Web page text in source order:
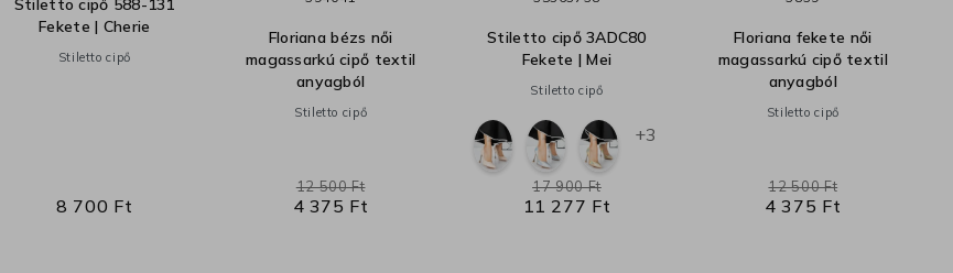
Stiletto cipő 588-131
Fekete | Cherie
Stiletto cipő
8 700 Ft
Floriana bézs női
magassarkú cipő textil
anyagból
Stiletto cipő
4 375 Ft
12 500 Ft
Stiletto cipő 3ADC80
Fekete | Mei
Stiletto cipő
+3
11 277 Ft
17 900 Ft
Floriana fekete női
magassarkú cipő textil
anyagból
Stiletto cipő
4 375 Ft
12 500 Ft